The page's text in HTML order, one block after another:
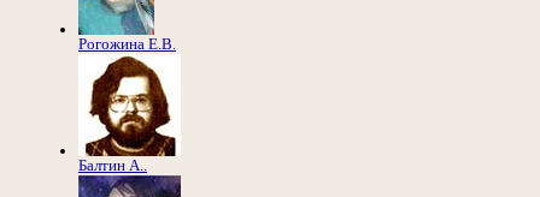
Рогожина Е.В.
Балтин А..